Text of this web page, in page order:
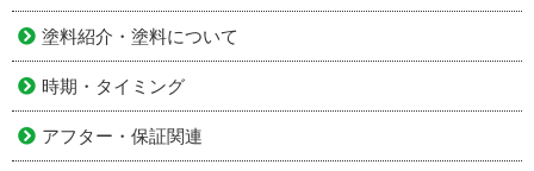
塗料紹介・塗料について
時期・タイミング
アフター・保証関連